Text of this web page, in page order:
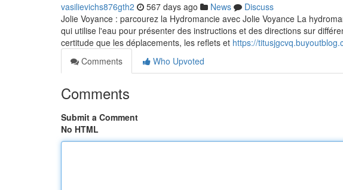
vasilievichs876gth2 567 days ago News
Discuss
Jolie Voyance : parcourez la Hydromancie avec Jolie Voyance La
qui utilise l'eau pour présenter des instructions et des directions sur
certitude que les déplacements, les reflets et https://
Comments
Who Upvoted
Comments
Submit a Comment
No HTML